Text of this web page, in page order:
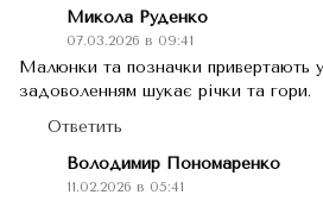
Микола Руденко
07.03.2026 в 09:41
Малюнки та позначки привертають
задоволенням шукає річки та гори.
Ответить
Володимир Пономаренко
11.02.2026 в 05:41